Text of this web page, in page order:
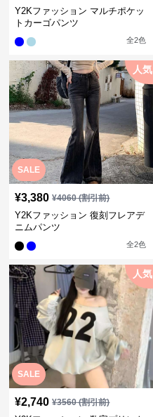
Y2Kファッション マルチポケッ
トカーゴパンツ
全2色
SALE
人気
¥3,380 ¥4060(割引前)
Y2Kファッション 復刻フレアデ
ニムパンツ
全2色
SALE
人気
¥2,740 ¥3560(割引前)